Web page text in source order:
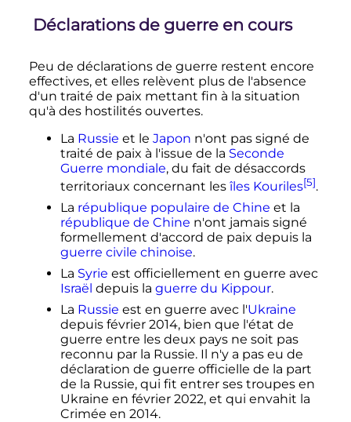
Déclarations de guerre en cours
Peu de déclarations de guerre restent encore
effectives, et elles relèvent plus de l'absence
d'un traité de paix mettant fin à la situation
qu'à des hostilités ouvertes.
La Russie et le Japon n'ont pas signé de
traité de paix à l'issue de la Seconde
Guerre mondiale, du fait de désaccords
territoriaux concernant les îles Kouriles[5].
La république populaire de Chine et la
république de Chine n'ont jamais signé
formellement d'accord de paix depuis la
guerre civile chinoise.
La Syrie est officiellement en guerre avec
Israël depuis la guerre du Kippour.
La Russie est en guerre avec l'Ukraine
depuis février 2014, bien que l'état de
guerre entre les deux pays ne soit pas
reconnu par la Russie. Il n'y a pas eu de
déclaration de guerre officielle de la part
de la Russie, qui fit entrer ses troupes en
Ukraine en février 2022, et qui envahit la
Crimée en 2014.